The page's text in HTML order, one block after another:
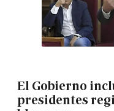
El Gobierno
presidentes